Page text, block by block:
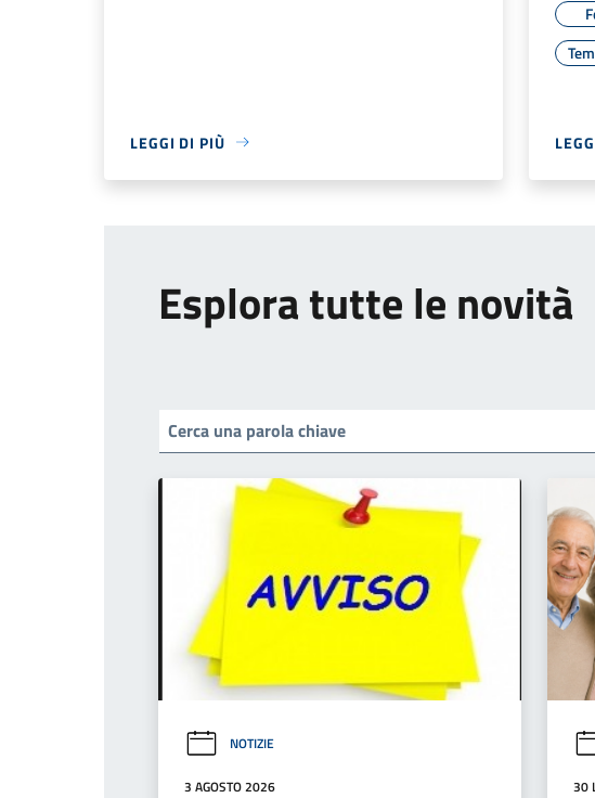
LEGGI DI PIÙ
Esplora tutte le novità
NOTIZIE
3 AGOSTO 2026 30